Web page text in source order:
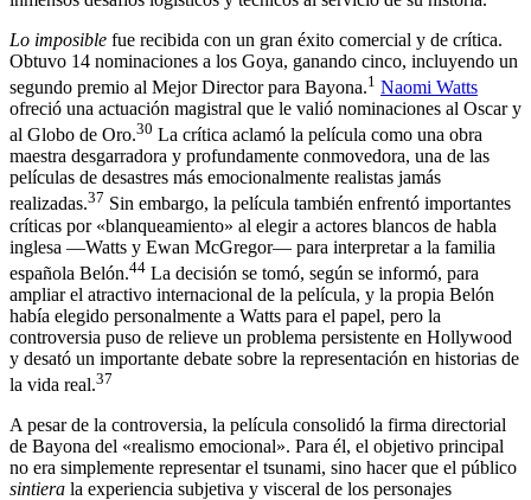
Lo imposible fue recibida con un gran éxito comercial y de crítica.
Obtuvo 14 nominaciones a los Goya, ganando cinco, incluyendo un
segundo premio al Mejor Director para Bayona.1 Naomi Watts
ofreció una actuación magistral que le valió nominaciones al Oscar y
al Globo de Oro.30 La crítica aclamó la película como una obra
maestra desgarradora y profundamente conmovedora, una de las
películas de desastres más emocionalmente realistas jamás
realizadas.37 Sin embargo, la película también enfrentó importantes
críticas por «blanqueamiento» al elegir a actores blancos de habla
inglesa —Watts y Ewan McGregor— para interpretar a la familia
española Belón.44 La decisión se tomó, según se informó, para
ampliar el atractivo internacional de la película, y la propia Belón
había elegido personalmente a Watts para el papel, pero la
controversia puso de relieve un problema persistente en Hollywood
y desató un importante debate sobre la representación en historias de
la vida real.37
A pesar de la controversia, la película consolidó la firma directorial
de Bayona del «realismo emocional». Para él, el objetivo principal
no era simplemente representar el tsunami, sino hacer que el público
sintiera la experiencia subjetiva y visceral de los personajes